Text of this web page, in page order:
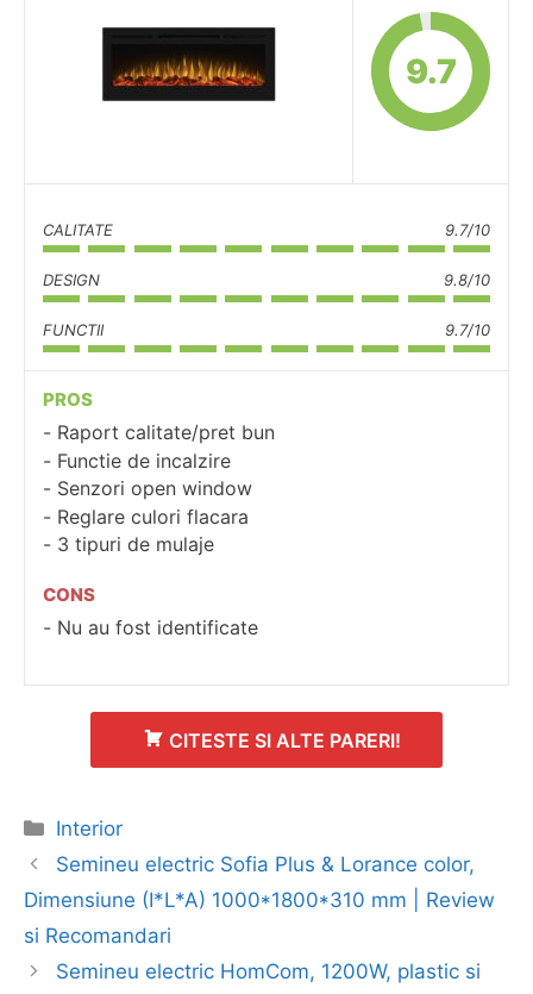
9.7
CALITATE 9.7/10
DESIGN 9.8/10
FUNCTII 9.7/10
PROS
Raport calitate/pret bun
Functie de incalzire
Senzori open window
Reglare culori flacara
3 tipuri de mulaje
CONS
Nu au fost identificate
CITESTE SI ALTE PARERI!
Categorii
Interior
Navigare
în
Semineu electric Sofia Plus & Lorance color,
Dimensiune (I*L*A) 1000*1800*310 mm | Review
si Recomandari
Semineu electric HomCom, 1200W, plastic si